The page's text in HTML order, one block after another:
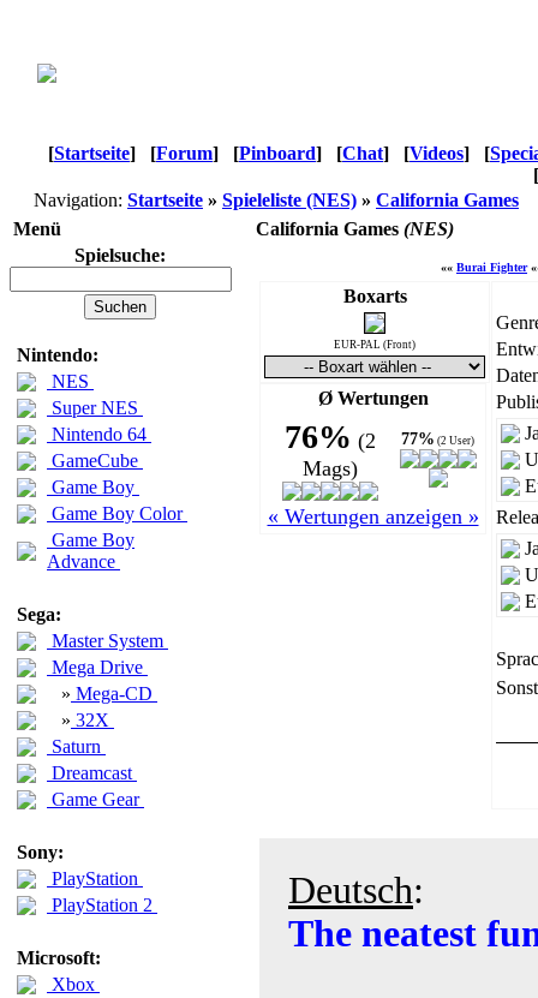
[Startseite] [Forum] [Pinboard] [Chat] [Videos] [
[
Navigation: Startseite » Spieleliste (NES) » California Games
Menü
California Games (NES)
Spielsuche:
Nintendo:
NES
Super NES
Nintendo 64
GameCube
Game Boy
Game Boy Color
Game Boy
Advance
Sega:
Master System
Mega Drive
» Mega-CD
» 32X
Saturn
Dreamcast
Game Gear
Sony:
PlayStation
PlayStation 2
Microsoft:
Xbox
«« Burai Fighter
Boxarts
EUR-PAL (Front)
Ø Wertungen
76% (2
Mags)
77% (2 User)
« Wertungen anzeigen »
Deutsch:
The neatest